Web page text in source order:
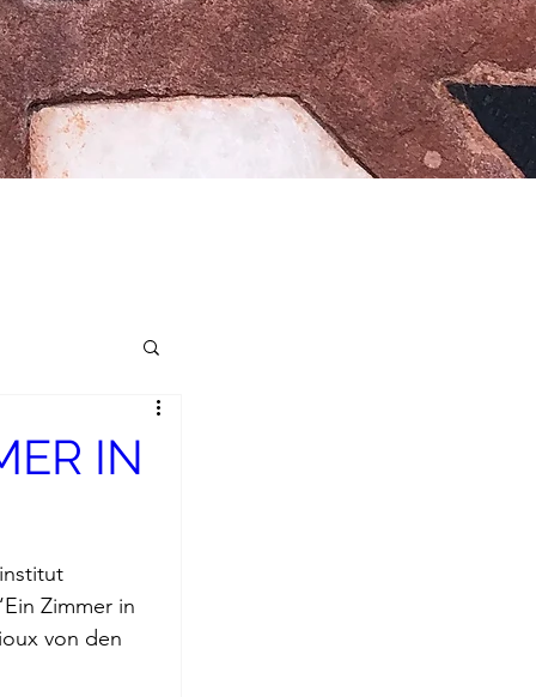
IN
Zimmer in
von den